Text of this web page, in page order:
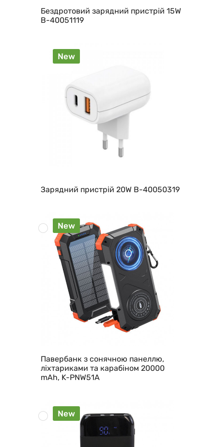
Бездротовий зарядний пристрій 15W
B-40051119
New
Зарядний пристрій 20W B-40050319
New
Павербанк з сонячною панеллю,
ліхтариками та карабіном 20000
mAh, K-PNW51A
New